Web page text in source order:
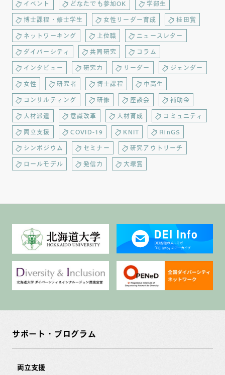
イベント どなたでも参加OK 学部生
博士課程・修士学生 女性リーダー育成 桂田賞
ネットワーキング 上位職 ニュースレター
ダイバーシティ 共同研究 コラム
インタビュー 研究力 リーダー ジェンダー
女性 研究者 博士課程 中高生
コンサルティング 研修 座談会 補助金
人材派遣 意識改革 人材育成 コミュニティ
両立支援 COVID-19 KNIT RinGS
シンポジウム セミナー 研究アウトリーチ
ロールモデル 発信力 大塚賞
サポート・プログラム
両立支援